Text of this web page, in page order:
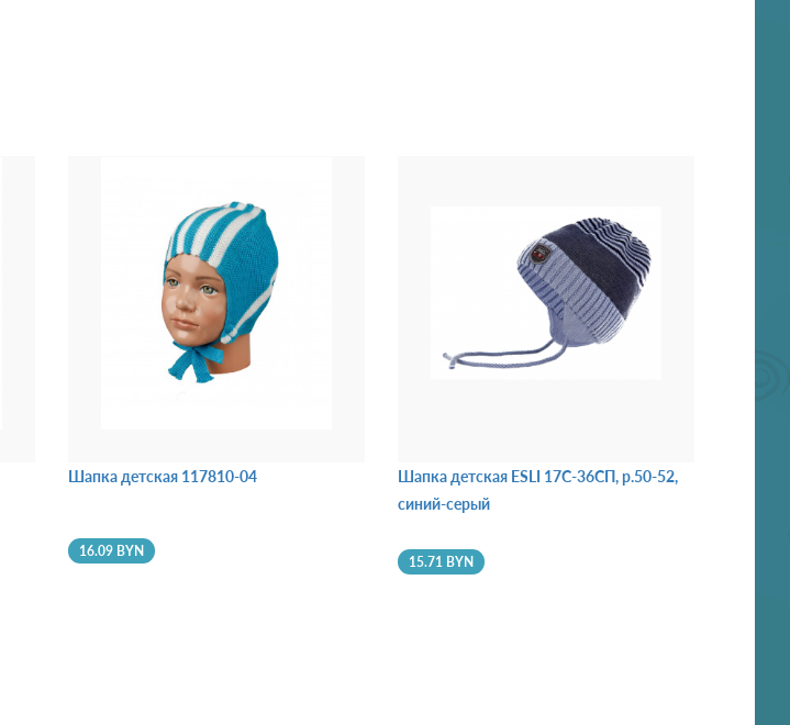
Шапка детская 117810-04
16.09 BYN
Шапка детская ESLI 17С-36СП, р.50-52,
синий-серый
15.71 BYN